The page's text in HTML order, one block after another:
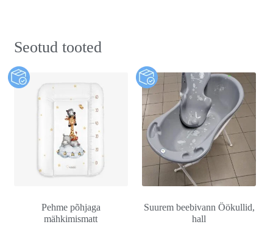
Seotud tooted
Pehme põhjaga
mähkimismatt
Suurem beebivann Öökullid,
hall